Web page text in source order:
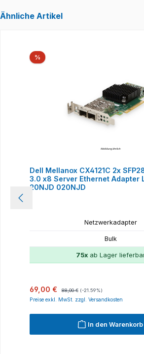
Ähnliche Artikel
%Rabatt
Dell Mellanox CX4121C 2x
3.0 x8 Server Ethernet Adapter
20NJD 020NJD
Netzwerkadapter
Bulk
75xab Lager
Verkaufspreis:
69,00 € 88,00 € (-21.59%)
Preise exkl. MwSt. zzgl. Versandkosten
In den Warenkorb